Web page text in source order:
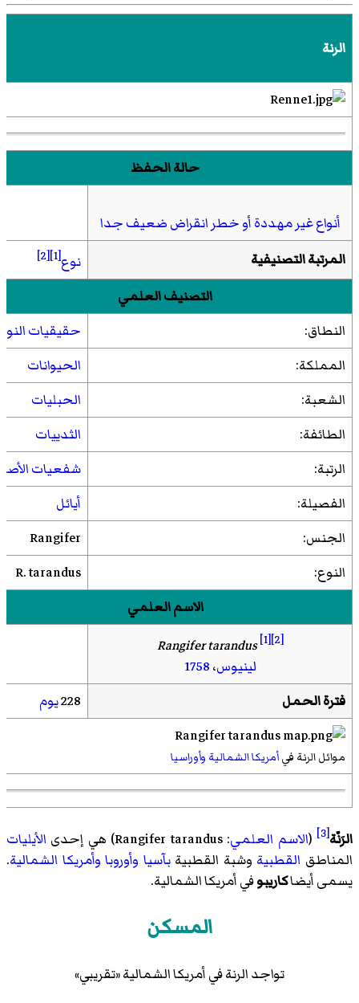
الرنة
حالة الحفظ
أنواع غير مهددة أو خطر انقراض ضعيف جدا
المرتبة التصنيفية
نوع[1]
[2]
التصنيف العلمي
النطاق:
حقيقيات
المملكة:
الحيوانات
الشعبة:
الحبليات
الطائفة:
الثدييات
الرتبة:
شفعيات
الفصيلة:
أيائل
الجنس:
Rangifer
النوع:
R. tarandus
الاسم العلمي
Rangifer tarandus [1][2]
لينيوس،1758
فترة الحمل
228يوم
موائل الرنة فيأمريكا الشمالية وأوراسيا
الرَنّة[3]
(الاسم العلمي:
Rangifer tarandus) هي إحدى الأيليات
المناطق القطبية وشبة القطبيةبآسيا وأوروبا وأمريكا الشمالية.
يسمى أيضاكاريبوفي أمريكا الشمالية.
المسكن
تواجد الرنة في أمريكا الشمالية «تقريبي»